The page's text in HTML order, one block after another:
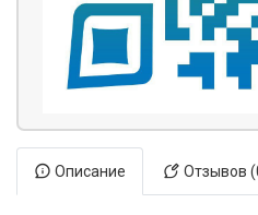
Описание Отзывов